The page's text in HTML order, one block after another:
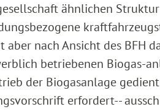
ähnlichen
aber nach Ansicht des BFH
betriebenen Biogas-
der Biogasanlage
erfordert--